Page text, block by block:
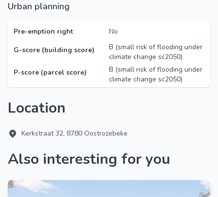
Urban planning
Pre-emption right
No
G-score (building score)
B (small risk of flooding under
climate change sc2050)
P-score (parcel score)
B (small risk of flooding under
climate change sc2050)
Location
Kerkstraat 32, 8780 Oostrozebeke
Also interesting for you